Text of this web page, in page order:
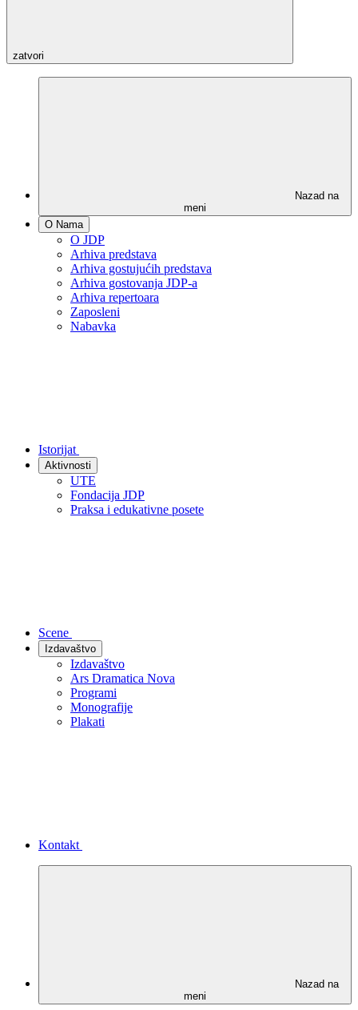
zatvori
Nazad na
meni
O Nama
O JDP
Arhiva predstava
Arhiva gostujućih predstava
Arhiva gostovanja JDP-a
Arhiva repertoara
Zaposleni
Nabavka
Istorijat
Aktivnosti
UTE
Fondacija JDP
Praksa i edukativne posete
Scene
Izdavaštvo
Izdavaštvo
Ars Dramatica Nova
Programi
Monografije
Plakati
Kontakt
Nazad na
meni